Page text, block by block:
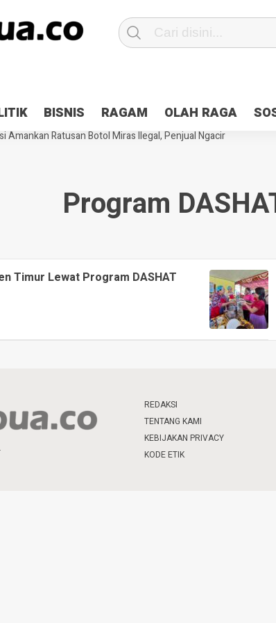
BISNIS RAGAM OLAH RAGA
Patroli 2×24 jam di Kota Jayapura
Pesan Sejuk Polri di
Sentani Terbakar
Hibah Pilkada Jayapura Cair 10 Persen,
Amankan Ratusan Botol Miras Ilegal, Penjual Ngacir
Program
Timur Lewat Program DASHAT
REDAKSI
TENTANG KAMI
KEBIJAKAN PRIVACY
KODE ETIK